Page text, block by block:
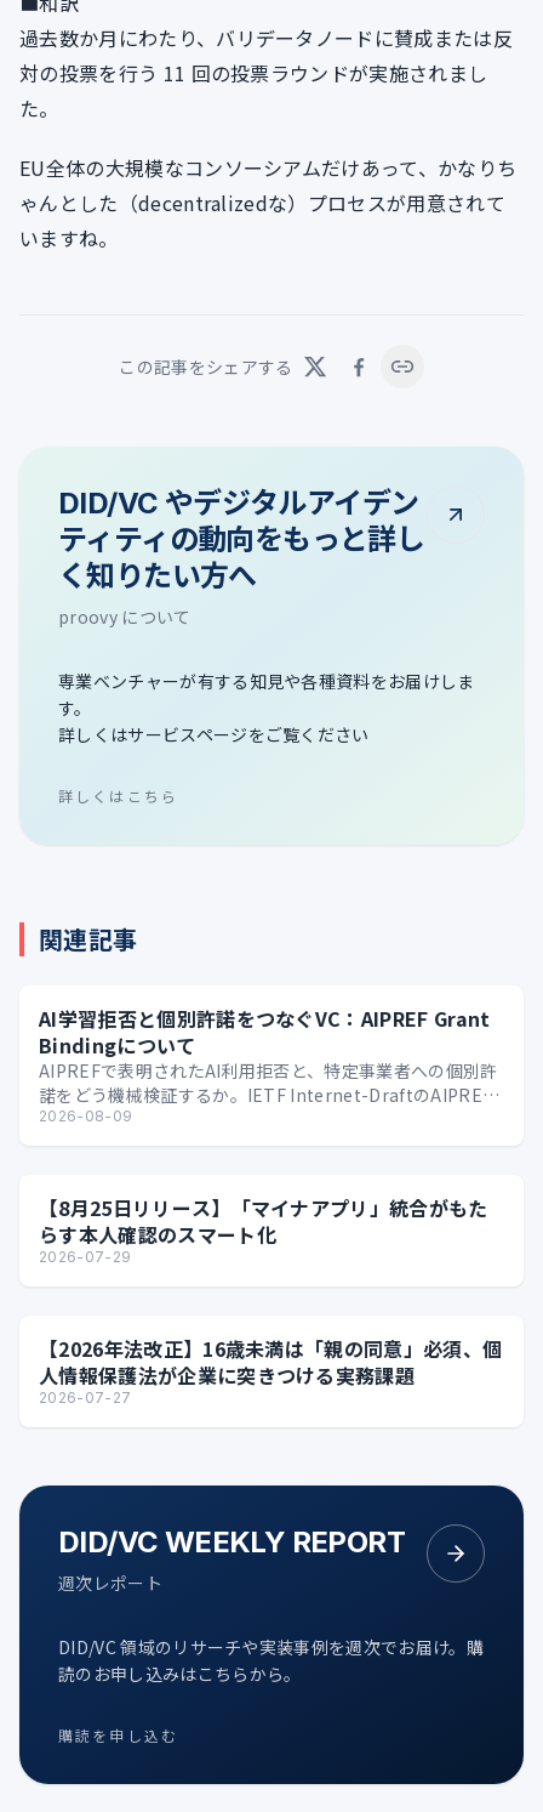
過去数か月にわたり、バリデータノードに賛成または反
対の投票を行う 11 回の投票ラウンドが実施されまし
た。
EU全体の大規模なコンソーシアムだけあって、かなりち
ゃんとした（decentralizedな）プロセスが用意されて
いますね。
この記事をシェアする
DID/VC やデジタルアイデン
ティティの動向をもっと詳し
く知りたい方へ
proovy について
専業ベンチャーが有する知見や各種資料をお届けしま
す。
詳しくはサービスページをご覧ください
詳しくはこちら
関連記事
AI学習拒否と個別許諾をつなぐVC：AIPREF Grant
Bindingについて
AIPREFで表明されたAI利用拒否と、特定事業者への個別許
諾をどう機械検証するか。IETF Internet-DraftのAIPREF
Grant Bindi…
2026-08-09
【8月25日リリース】「マイナアプリ」統合がもた
らす本人確認のスマート化
2026-07-29
【2026年法改正】16歳未満は「親の同意」必須、個
人情報保護法が企業に突きつける実務課題
2026-07-27
DID/VC WEEKLY REPORT
週次レポート
DID/VC 領域のリサーチや実装事例を週次でお届け。購
読のお申し込みはこちらから。
購読を申し込む